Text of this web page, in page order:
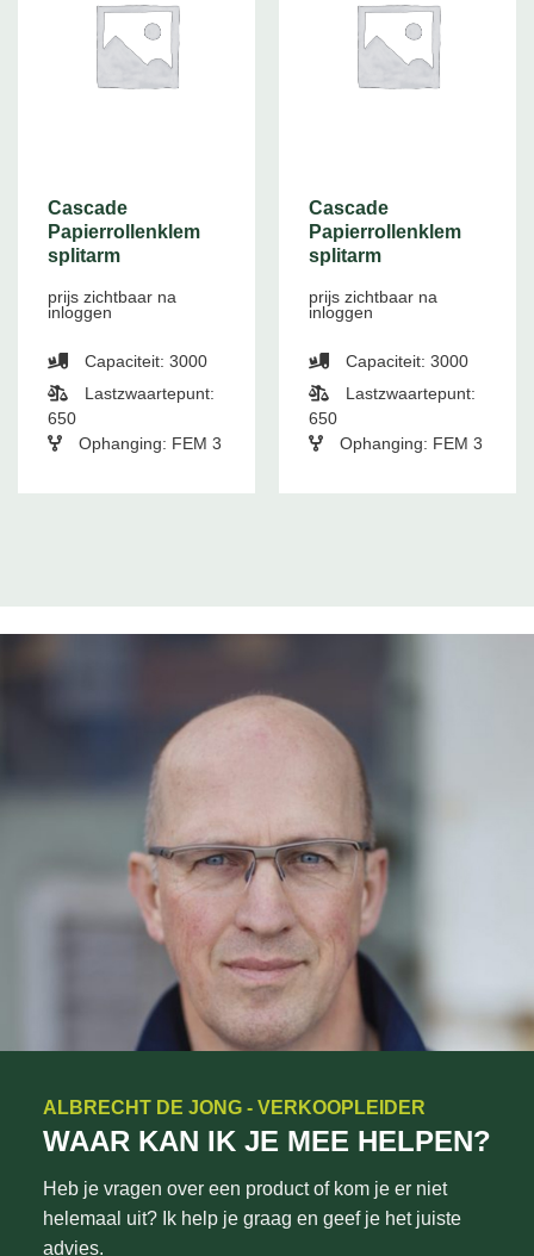
Cascade
Papierrollenklem
splitarm
prijs zichtbaar na
inloggen
Capaciteit: 3000
Lastzwaartepunt:
650
Ophanging: FEM 3
Cascade
Papierrollenklem
splitarm
prijs zichtbaar na
inloggen
Capaciteit: 3000
Lastzwaartepunt:
650
Ophanging: FEM 3
ALBRECHT DE JONG - VERKOOPLEIDER
WAAR KAN IK JE MEE HELPEN?
Heb je vragen over een product of kom je er niet
helemaal uit? Ik help je graag en geef je het juiste
advies.